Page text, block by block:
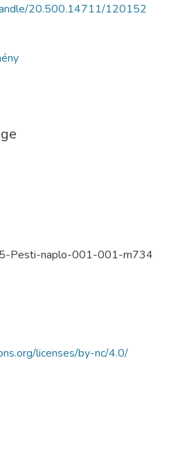
20.500.14711/120152
Pesti-naplo-001-001-m734
licenses/by-nc/4.0/